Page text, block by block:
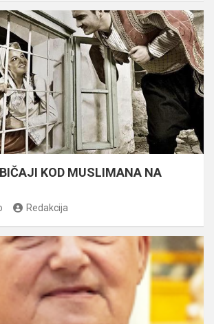
KOD MUSLIMANA NA
Redakcija